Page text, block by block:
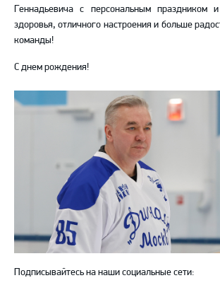
Геннадьевича с персональным праздником
здоровья, отличного настроения и больше
команды!
С днем рождения!
Подписывайтесь на наши социальные сети: